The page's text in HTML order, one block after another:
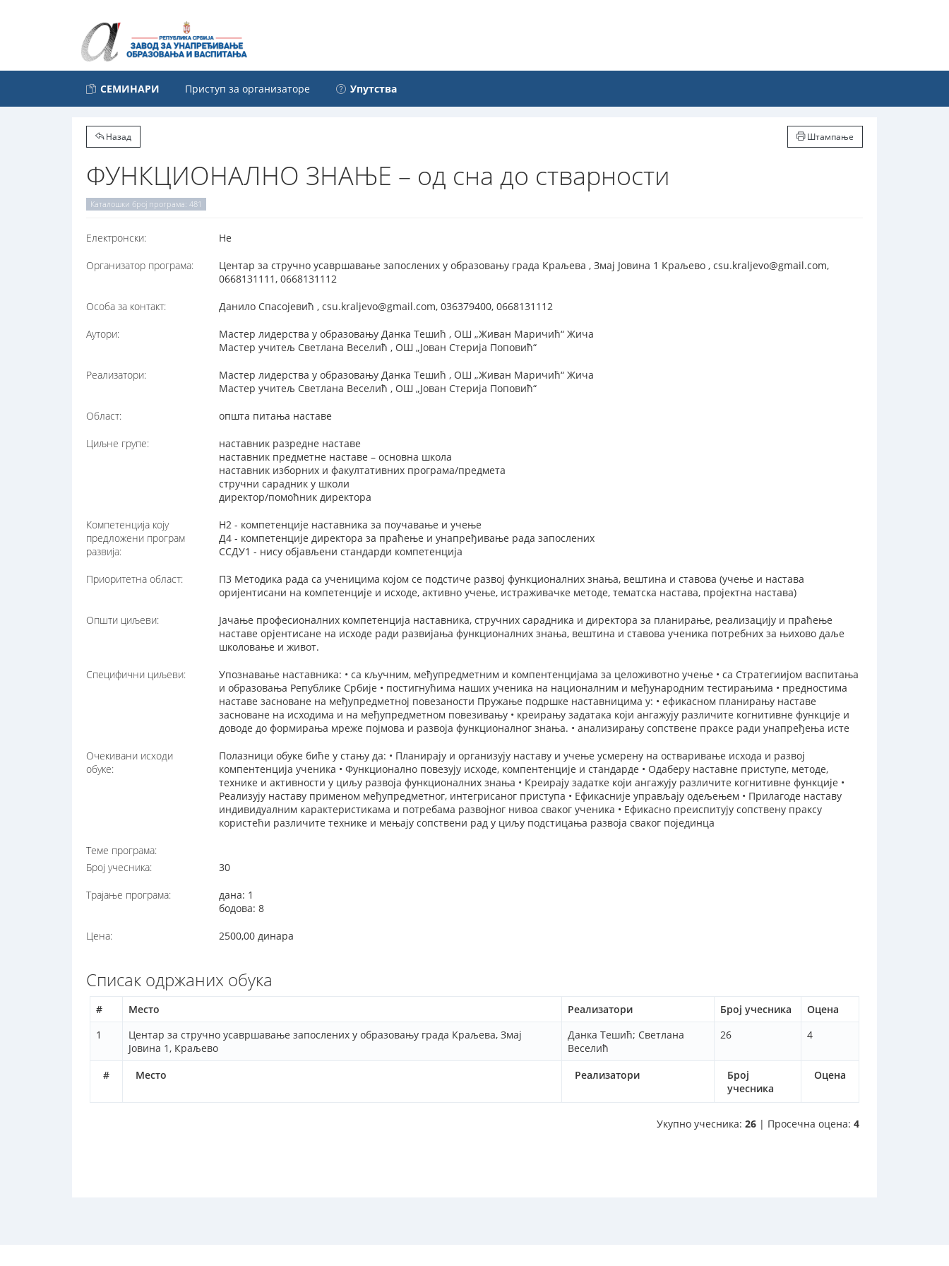
СЕМИНАРИ Приступ за организаторе Упутства
Назад Штампање
ФУНКЦИОНАЛНО ЗНАЊЕ – од сна до стварности
Каталошки број програма: 481
Електронски: Не
Организатор програма:
Центар за стручно усавршавање запослених у образовању града Краљева , Змај Јовина 1 Краљево , csu.kraljevo@gmail.com,
0668131111, 0668131112
Особа за контакт: Данило Спасојевић , csu.kraljevo@gmail.com, 036379400, 0668131112
Аутори:
Мастер лидерства у образовању Данка Тешић , ОШ „Живан Маричић“ Жича
Мастер учитељ Светлана Веселић , ОШ „Јован Стерија Поповић“
Реализатори:
Мастер лидерства у образовању Данка Тешић , ОШ „Живан Маричић“ Жича
Мастер учитељ Светлана Веселић , ОШ „Јован Стерија Поповић“
Област: општа питања наставе
Циљне групе:
наставник разредне наставе
наставник предметне наставе – основна школа
наставник изборних и факултативних програма/предмета
стручни сарадник у школи
директор/помоћник директора
Компетенција коју
предложени програм
развија:
Н2 - компетенције наставника за поучавање и учење
Д4 - компетенције директора за праћење и унапређивање рада запослених
ССДУ1 - нису објављени стандарди компетенција
Приоритетна област:
П3 Методика рада са ученицима којом се подстиче развој функционалних знања, вештина и ставова (учење и настава
оријентисани на компетенције и исходе, активно учење, истраживачке методе, тематска настава, пројектна настава)
Општи циљеви:
Jачање професионалних компетенција наставника, стручних сарадника и директора за планирање, реализацију и праћење
наставе орјентисане на исходе ради развијања функционалних знања, вештина и ставова ученика потребних за њихово даље
школовање и живот.
Специфични циљеви:
Упознавање наставника: • са кључним, међупредметним и компентенцијама за целоживотно учење • са Стратегиијом васпитања
и образовања Републике Србије • постигнућима наших ученика на националним и међународним тестирањима • предностима
наставе засноване на међупредметној повезаности Пружање подршке наставницима у: • ефикасном планирању наставе
засноване на исходима и на међупредметном повезивању • креирању задатака који ангажују различите когнитивне функције и
доводе до формирања мреже појмова и развоја функционалног знања. • анализирању сопствене праксе ради унапређења исте
Очекивани исходи
обуке:
Полазници обуке биће у стању да: • Планирају и организују наставу и учење усмерену на остваривање исхода и развој
компентенција ученика • Функционално повезују исходе, компентенције и стандарде • Одаберу наставне приступе, методе,
технике и активности у циљу развоја функционалних знања • Креирају задатке који ангажују различите когнитивне функције •
Реализују наставу применом међупредметног, интегрисаног приступа • Ефикасније управљају одељењем • Прилагоде наставу
индивидуалним карактеристикама и потребама развојног нивоа сваког ученика • Ефикасно преиспитују сопствену праксу
користећи различите технике и мењају сопствени рад у циљу подстицања развоја сваког појединца
Теме програма:
Број учесника:
30
Трајање програма:
дана: 1
бодова: 8
Цена: 2500,00 динара
Списак одржаних обука
# Место Реализатори Број учесника Оцена
# Место Реализатори
Број
учесника
Оцена
1
Центар за стручно усавршавање запослених у образовању града Краљева, Змај
Јовина 1, Краљево
Данка Тешић; Светлана
Веселић
26 4
Укупно учесника: 26 | Просечна оцена: 4